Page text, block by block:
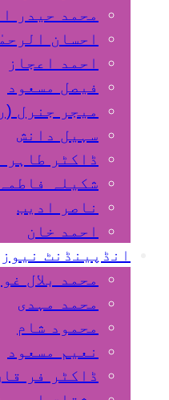
محمد حیدر
احسان
احمد اعجاز
فیصل مسعود
میجر جنرل
سہیل دانش
ڈاکٹر طاہر
شکیلہ فاطمہ
ناصر ادیب
احمد خان
انڈپینڈنٹ نیوز
محمد بلال
محمد مہدی
محمود شام
نعیم مسعود
ڈاکٹر فر